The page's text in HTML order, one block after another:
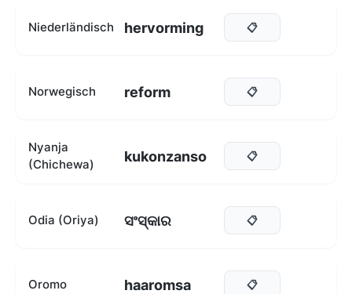
Niederländisch hervorming 📋
Norwegisch reform 📋
Nyanja
(Chichewa)
kukonzanso 📋
Odia (Oriya) ସଂସ୍କାର 📋
Oromo haaromsa 📋